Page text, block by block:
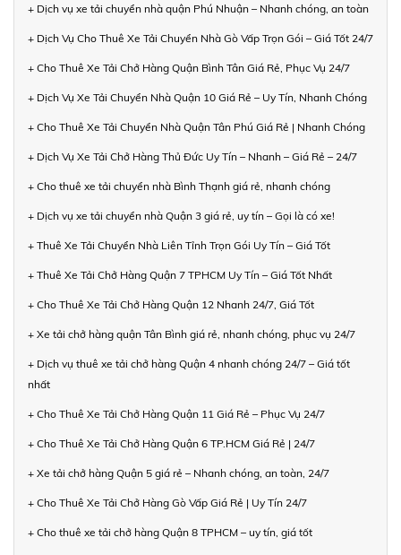
+ Dịch vụ xe tải chuyển nhà quận Phú Nhuận – Nhanh chóng, an toàn
+ Dịch Vụ Cho Thuê Xe Tải Chuyển Nhà Gò Vấp Trọn Gói – Giá Tốt 24/7
+ Cho Thuê Xe Tải Chở Hàng Quận Bình Tân Giá Rẻ, Phục Vụ 24/7
+ Dịch Vụ Xe Tải Chuyển Nhà Quận 10 Giá Rẻ – Uy Tín, Nhanh Chóng
+ Cho Thuê Xe Tải Chuyển Nhà Quận Tân Phú Giá Rẻ | Nhanh Chóng
+ Dịch Vụ Xe Tải Chở Hàng Thủ Đức Uy Tín – Nhanh – Giá Rẻ – 24/7
+ Cho thuê xe tải chuyển nhà Bình Thạnh giá rẻ, nhanh chóng
+ Dịch vụ xe tải chuyển nhà Quận 3 giá rẻ, uy tín – Gọi là có xe!
+ Thuê Xe Tải Chuyển Nhà Liên Tỉnh Trọn Gói Uy Tín – Giá Tốt
+ Thuê Xe Tải Chở Hàng Quận 7 TPHCM Uy Tín – Giá Tốt Nhất
+ Cho Thuê Xe Tải Chở Hàng Quận 12 Nhanh 24/7, Giá Tốt
+ Xe tải chở hàng quận Tân Bình giá rẻ, nhanh chóng, phục vụ 24/7
+ Dịch vụ thuê xe tải chở hàng Quận 4 nhanh chóng 24/7 – Giá tốt
nhất
+ Cho Thuê Xe Tải Chở Hàng Quận 11 Giá Rẻ – Phục Vụ 24/7
+ Cho Thuê Xe Tải Chở Hàng Quận 6 TP.HCM Giá Rẻ | 24/7
+ Xe tải chở hàng Quận 5 giá rẻ – Nhanh chóng, an toàn, 24/7
+ Cho Thuê Xe Tải Chở Hàng Gò Vấp Giá Rẻ | Uy Tín 24/7
+ Cho thuê xe tải chở hàng Quận 8 TPHCM – uy tín, giá tốt